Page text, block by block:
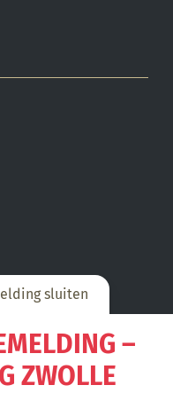
sluiten
–
ZWOLLE